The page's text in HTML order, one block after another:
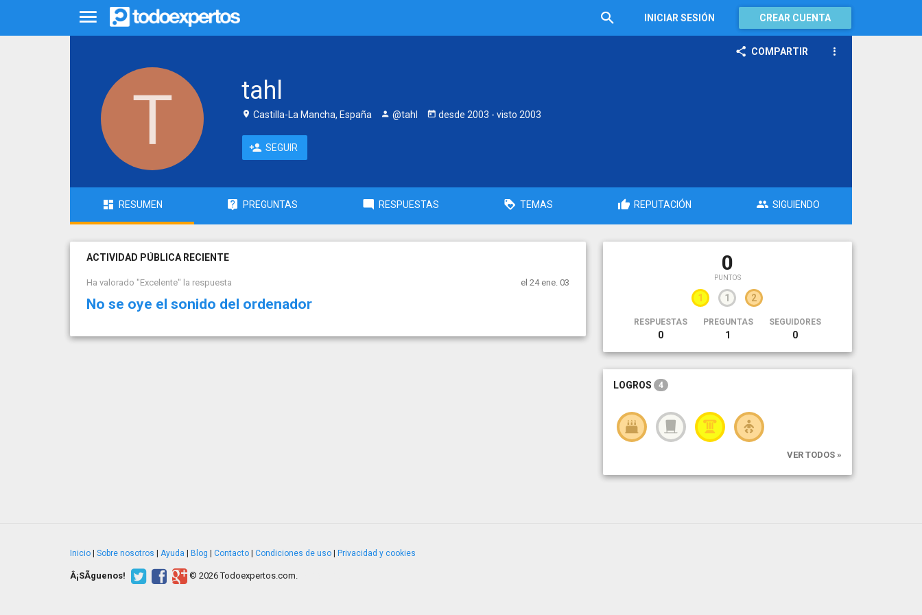
INICIAR SESIÓN CREAR CUENTA
COMPARTIR
tahl
Castilla-La Mancha, España @tahl desde 2003 - visto 2003
SEGUIR
RESUMEN PREGUNTAS RESPUESTAS TEMAS REPUTACIÓN SIGUIENDO
ACTIVIDAD PÚBLICA RECIENTE
Ha valorado "Excelente" la respuesta el 24 ene. 03
No se oye el sonido del ordenador
0
PUNTOS
1 1 2
RESPUESTAS
0
PREGUNTAS
1
SEGUIDORES
0
LOGROS 4
VER TODOS »
Inicio Sobre nosotros Ayuda Blog Contacto Condiciones de uso Privacidad y cookies
Â¡SÃ­guenos! © 2026 Todoexpertos.com.